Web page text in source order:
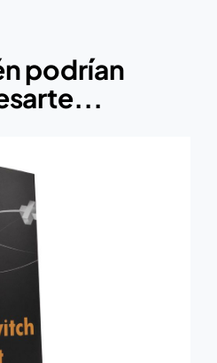
podrían